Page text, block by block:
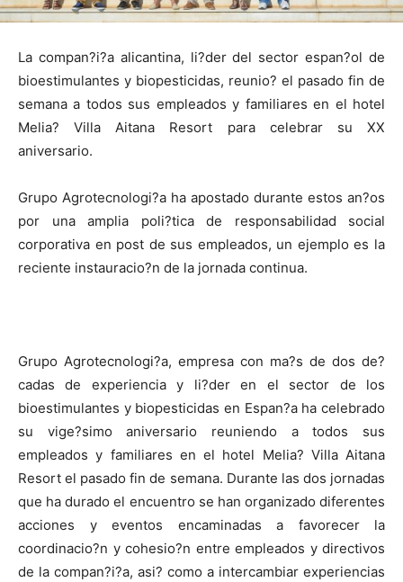
La compan?i?a alicantina, li?der del sector espan?ol de
bioestimulantes y biopesticidas, reunio? el pasado fin de
semana a todos sus empleados y familiares en el hotel
Melia? Villa Aitana Resort para celebrar su XX
aniversario.
Grupo Agrotecnologi?a ha apostado durante estos an?os
por una amplia poli?tica de responsabilidad social
corporativa en post de sus empleados, un ejemplo es la
reciente instauracio?n de la jornada continua.
Grupo Agrotecnologi?a, empresa con ma?s de dos de?
cadas de experiencia y li?der en el sector de los
bioestimulantes y biopesticidas en Espan?a ha celebrado
su vige?simo aniversario reuniendo a todos sus
empleados y familiares en el hotel Melia? Villa Aitana
Resort el pasado fin de semana. Durante las dos jornadas
que ha durado el encuentro se han organizado diferentes
acciones y eventos encaminadas a favorecer la
coordinacio?n y cohesio?n entre empleados y directivos
de la compan?i?a, asi? como a intercambiar experiencias